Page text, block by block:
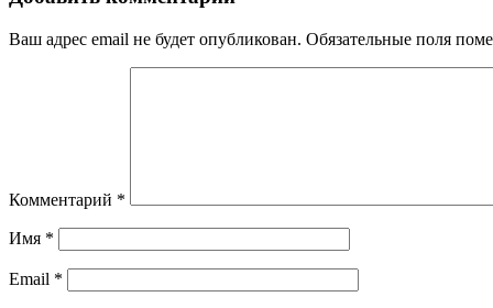
Ваш адрес email не будет опубликован. Обязательные поля
Комментарий *
Имя *
Email *